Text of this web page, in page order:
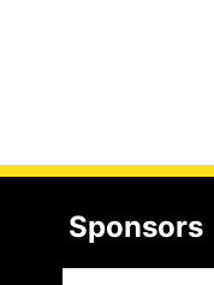
Sponsors